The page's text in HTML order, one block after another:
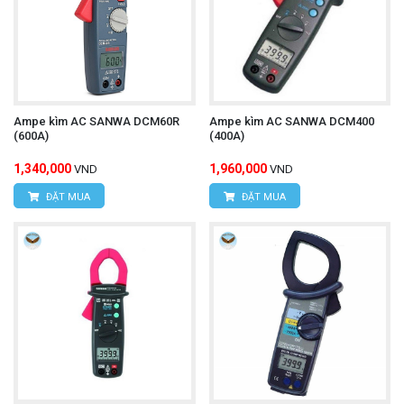
Email: vantien2307@gmail.com
Website:www.hungnguyentech.vn
HÙNG NGUYÊN TECH - TP HỒ CHÍ MINH
Địa chỉ:D7/6B đường Dương Đình Cúc, Xã Tân
Hotline:
Website:www.hungnguyentech.vn
Tham khảo thêm:
Đồng hồ vạn năng bỏ túi HIOKI
3244-60
Ampe kìm AC SANWA DCM60R
(600A)
1,340,000 VND
ĐẶT MUA
Ampe kìm AC SANWA DCM400
(400A)
1,960,000 VND
ĐẶT MUA